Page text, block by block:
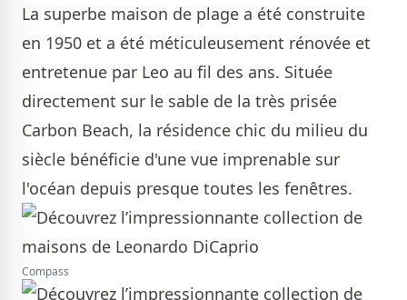
La superbe maison de plage a été construite
en 1950 et a été méticuleusement rénovée et
entretenue par Leo au fil des ans. Située
directement sur le sable de la très prisée
Carbon Beach, la résidence chic du milieu du
siècle bénéficie d'une vue imprenable sur
l'océan depuis presque toutes les fenêtres.
Compass